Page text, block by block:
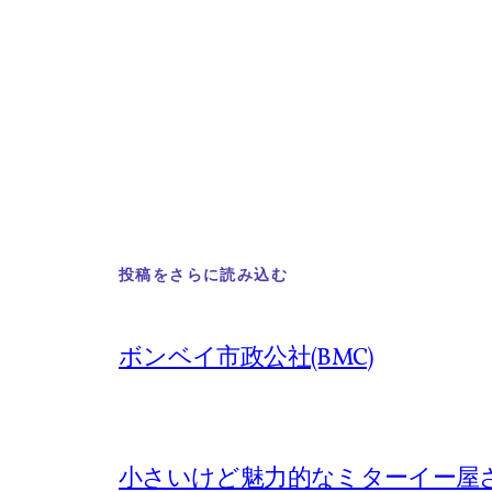
投稿をさらに読み込む
ボンベイ市政公社(BMC)
小さいけど魅力的なミターイー屋